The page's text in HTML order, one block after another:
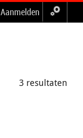
Aanmelden
3 resultaten